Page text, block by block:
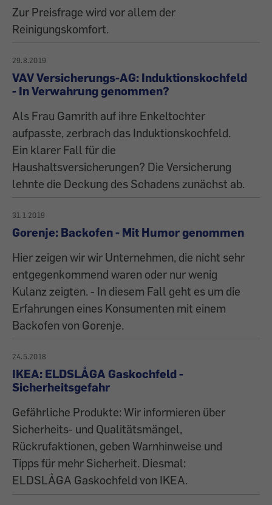
Zur Preisfrage wird vor allem der
Reinigungskomfort.
29.8.2019
VAV Versicherungs-AG: Induktionskochfeld
- In Verwahrung genommen?
Als Frau Gamrith auf ihre Enkeltochter
aufpasste, zerbrach das Induktionskochfeld.
Ein klarer Fall für die
Haushaltsversicherungen? Die Versicherung
lehnte die Deckung des Schadens zunächst ab.
31.1.2019
Gorenje: Backofen - Mit Humor genommen
Hier zeigen wir wir Unternehmen, die nicht sehr
entgegenkommend waren oder nur wenig
Kulanz zeigten. - In diesem Fall geht es um die
Erfahrungen eines Konsumenten mit einem
Backofen von Gorenje.
24.5.2018
IKEA: ELDSLÅGA Gaskochfeld -
Sicherheitsgefahr
Gefährliche Produkte: Wir informieren über
Sicherheits- und Qualitätsmängel,
Rückrufaktionen, geben Warnhinweise und
Tipps für mehr Sicherheit. Diesmal:
ELDSLÅGA Gaskochfeld von IKEA.